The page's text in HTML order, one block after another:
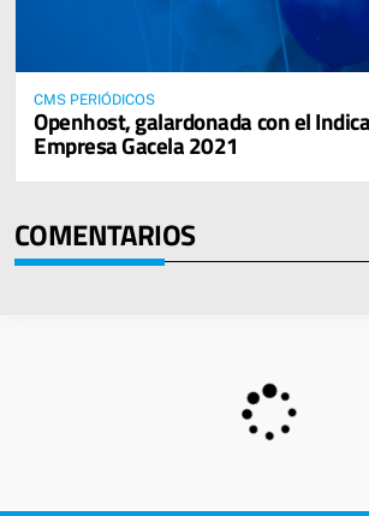
CMS PERIÓDICOS
Openhost, galardonada con el
Empresa Gacela 2021
COMENTARIOS